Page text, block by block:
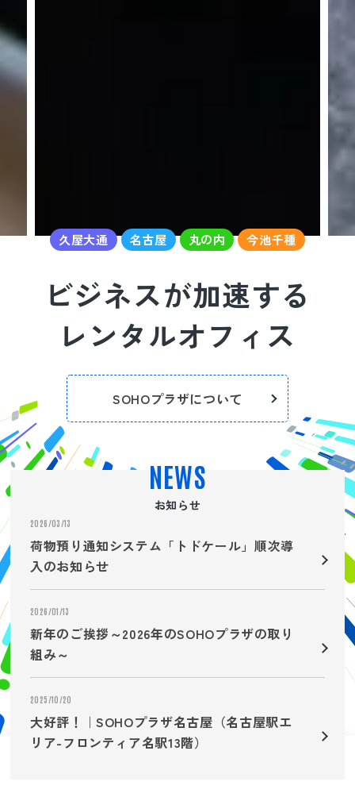
久屋大通 名古屋 丸の内 今池千種
ビジネスが加速する
レンタルオフィス
SOHOプラザについて
NEWS
お知らせ
2026/03/13
荷物預り通知システム「トドケール」順次導
入のお知らせ
2026/01/13
新年のご挨拶～2026年のSOHOプラザの取り
組み～
2025/10/20
大好評！｜SOHOプラザ名古屋（名古屋駅エ
リア-フロンティア名駅13階）